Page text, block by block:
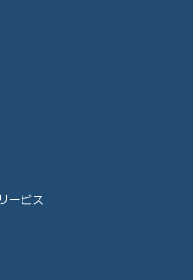
ービス